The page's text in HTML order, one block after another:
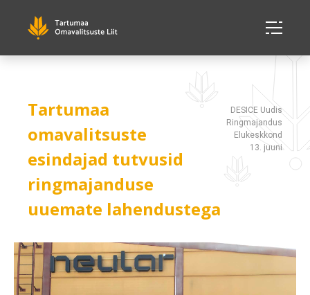
Tartumaa
omavalitsuste
esindajad tutvusid
ringmajanduse
uuemate lahendustega
DESICE Uudis
Ringmajandus
Elukeskkond
13. juuni